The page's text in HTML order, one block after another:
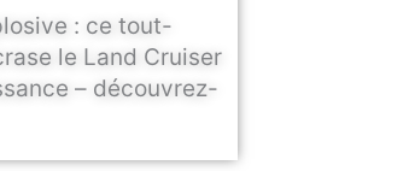
: ce tout-
le Land Cruiser
– découvrez-